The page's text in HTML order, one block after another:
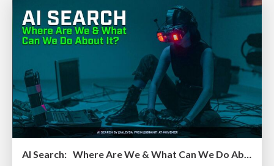
AI Search: Where Are We & What Can We Do About It?